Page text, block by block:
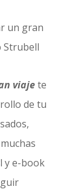
viajete
de tu
y e-book